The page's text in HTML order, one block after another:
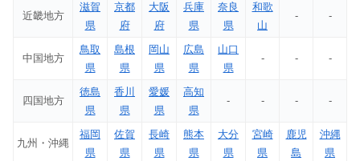
近畿地方
滋賀
県
京都
府
大阪
府
兵庫
県
奈良
県
和歌
山
- -
中国地方
鳥取
県
島根
県
岡山
県
広島
県
山口
県
- - -
四国地方
徳島
県
香川
県
愛媛
県
高知
県
- - - -
九州・沖縄
福岡
県
佐賀
県
長崎
県
熊本
県
大分
県
宮崎
県
鹿児
島
沖縄
県